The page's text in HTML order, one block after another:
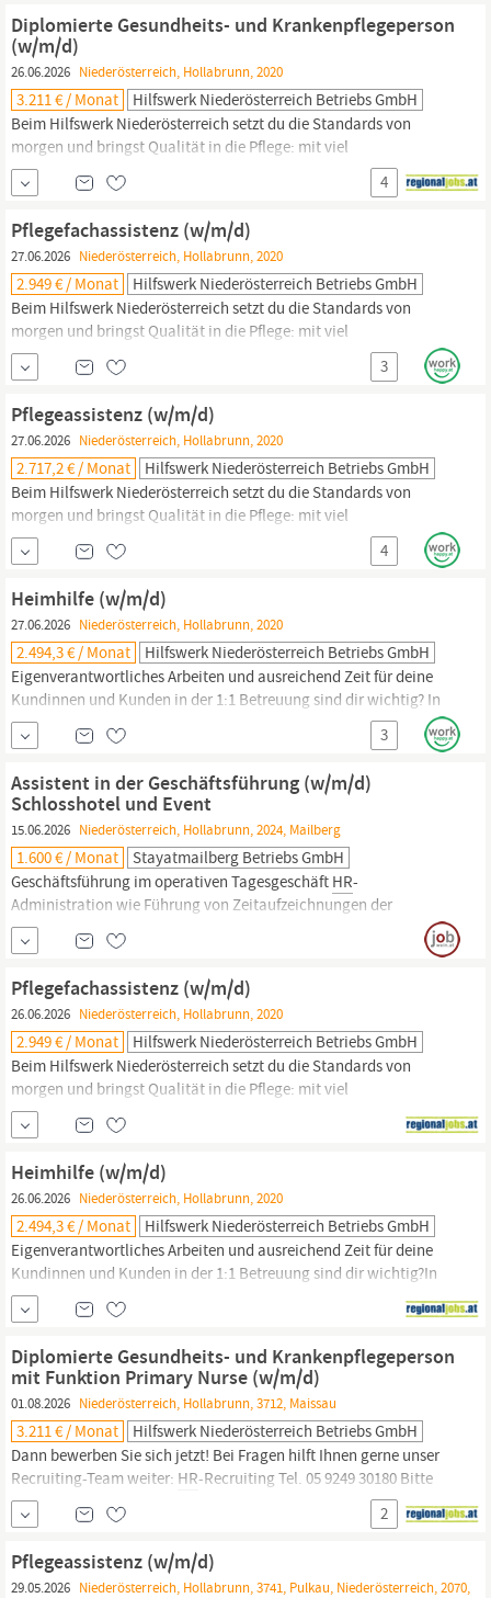
Jobposition Pflegeassistenz (w/m/d) Pflegeassistenz (w/m/d)
Ihre...
Diplomierte Gesundheits- und Krankenpflegeperson
(w/m/d)
26.06.2026 Niederösterreich, Hollabrunn, 2020
3.211 € / Monat
Hilfswerk Niederösterreich Betriebs GmbH
Beim Hilfswerk Niederösterreich setzt du die Standards von
morgen und bringst Qualität in die Pflege: mit viel
Eigenverantwortung, deinem Fachwissen und wertvollem
Austausch.Wir sind die Nr. 1 in der Pflege zu Hause! Werde auch
Hollabrunn
Jobposition Diplomierte Gesundheits- und Krankenpflegeperson
(w/m/d)
4
Pflegefachassistenz (w/m/d)
27.06.2026 Niederösterreich, Hollabrunn, 2020
2.949 € / Monat
Hilfswerk Niederösterreich Betriebs GmbH
Beim Hilfswerk Niederösterreich setzt du die Standards von
morgen und bringst Qualität in die Pflege: mit viel
Eigenverantwortung, deinem Fachwissen und wertvollem
Austausch. Wir sind die Nr. 1 in der Pflege zu Hause! Werde auch
du Teil unseres Teams! In
Hollabrunn
Jobposition Pflegefachassistenz (w/m/d)
3
Pflegeassistenz (w/m/d)
27.06.2026 Niederösterreich, Hollabrunn, 2020
2.717,2 € / Monat
Hilfswerk Niederösterreich Betriebs GmbH
Beim Hilfswerk Niederösterreich setzt du die Standards von
morgen und bringst Qualität in die Pflege: mit viel
Eigenverantwortung, deinem Fachwissen und wertvollem
Austausch. Wir sind die Nr. 1 in der Pflege zu Hause! Werde auch
du Teil unseres Teams! In
Jobposition Pflegeassistenz (w/m/d) Pflegeassistenz (w/m/d)
Ihre...
4
Heimhilfe (w/m/d)
27.06.2026 Niederösterreich, Hollabrunn, 2020
2.494,3 € / Monat
Hilfswerk Niederösterreich Betriebs GmbH
Eigenverantwortliches Arbeiten und ausreichend Zeit für deine
Kundinnen und Kunden in der 1:1 Betreuung sind dir wichtig? In
der mobilen Pflege & Betreuung beim Hilfswerk Niederösterreich
sitzt du selbst am Steuer! Werde auch du Teil unseres Teams: in
bieten wir ab sofort die Jobposition Heimhilfe
(w/m/d) Heimhilfe (w/m/d) Ihre Aufgaben:
3
Assistent in der Geschäftsführung (w/m/d)
Schlosshotel und Event
15.06.2026 Niederösterreich, Hollabrunn, 2024, Mailberg
1.600 € / Monat
Stayatmailberg Betriebs GmbH
Geschäftsführung im operativen Tagesgeschäft HR-
Administration wie Führung von Zeitaufzeichnungen der
Mitarbeiter,; Kontrolle der Urlaubsplanung, Vertragserstellung,
An- und Abmeldungen Eingangsrechnungsbuchung zur
Vorbereitung an den Steuerberater Erstellung von Analysen und
Entscheidungsunterlagen für das Management Durchführung von
Besichtigungen...
Pflegefachassistenz (w/m/d)
26.06.2026 Niederösterreich, Hollabrunn, 2020
2.949 € / Monat
Hilfswerk Niederösterreich Betriebs GmbH
Beim Hilfswerk Niederösterreich setzt du die Standards von
morgen und bringst Qualität in die Pflege: mit viel
Eigenverantwortung, deinem Fachwissen und wertvollem
Austausch.Wir sind die Nr. 1 in der Pflege zu Hause! Werde auch
du Teil unseres Teams!In
Jobposition Pflegefachassistenz (w/m/d)
Heimhilfe (w/m/d)
26.06.2026 Niederösterreich, Hollabrunn, 2020
2.494,3 € / Monat
Hilfswerk Niederösterreich Betriebs GmbH
Eigenverantwortliches Arbeiten und ausreichend Zeit für deine
Kundinnen und Kunden in der 1:1 Betreuung sind dir wichtig?In
der mobilen Pflege Betreuung beim Hilfswerk Niederösterreich
sitzt du selbst am Steuer!Werde auch du Teil unseres Teams: in
(w/m/d) Heimhilfe (w/m/d) Ihre Aufgaben: Mobile...
Diplomierte Gesundheits- und Krankenpflegeperson
mit Funktion Primary Nurse (w/m/d)
01.08.2026 Niederösterreich, Hollabrunn, 3712, Maissau
3.211 € / Monat
Hilfswerk Niederösterreich Betriebs GmbH
Dann bewerben Sie sich jetzt! Bei Fragen hilft Ihnen gerne unser
Recruiting-Team weiter: HR-Recruiting Tel. 05 9249 30180 Bitte
beachten Sie: Um eine rasche Bearbeitung Ihrer Bewerbung
sicher zu stellen, bitten wir ausschließlich um Online-
Bewerbungen. Beim Hilfswerk Niederösterreich setzt du die
Standards von morgen und bringst Qualität in die Pflege:
2
Pflegeassistenz (w/m/d)
29.05.2026 Niederösterreich, Hollabrunn, 3741, Pulkau, Niederösterreich, 2070,